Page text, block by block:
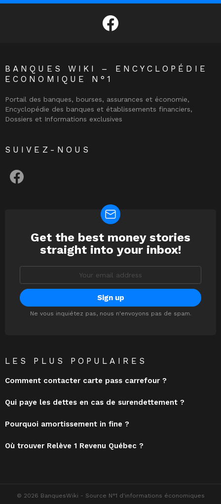
facebook
BANQUES WIKI – ENCYCLOPÉDIE
ECONOMIQUE N°1
Portail des banques, bourses, assurances et économie,
Encyclopédie des banques et établissements financiers,
Dossiers et Informations exclusives
SUIVEZ-NOUS
NEWSLETTER
Get the best money stories
straight into your inbox!
Ne vous inquiétez pas, nous n'envoyons pas de spam.
LES PLUS POPULAIRES
Comment contacter carte pass carrefour ?
Qui paye les dettes en cas de surendettement ?
Pourquoi amortissement in fine ?
Où trouver Relève 1 Revenu Québec ?
© 2026 BanquesWiki - Source N°1 d'informations économiques